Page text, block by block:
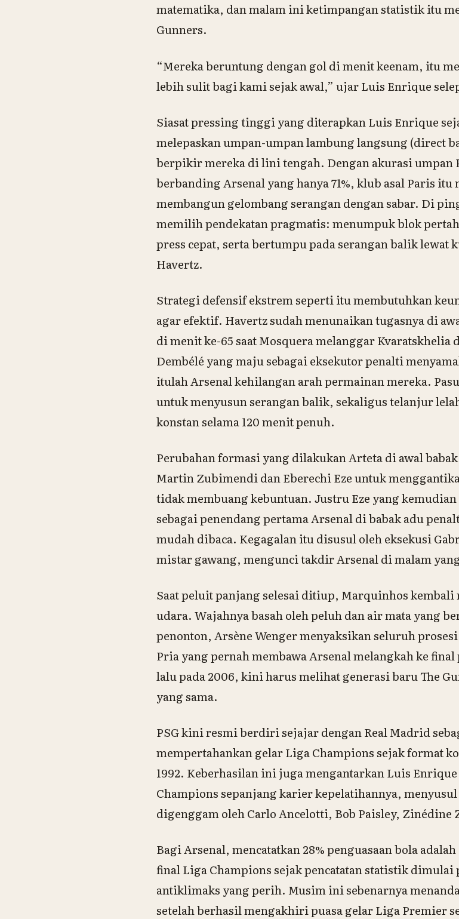
matematika, dan malam ini ketimpangan statistik itu
Gunners.
“Mereka beruntung dengan gol di menit keenam, itu
lebih sulit bagi kami sejak awal,” ujar Luis Enrique
Siasat pressing tinggi yang diterapkan Luis Enrique
melepaskan umpan-umpan lambung langsung (direct
berpikir mereka di lini tengah. Dengan akurasi umpan
berbanding Arsenal yang hanya 71%, klub asal Paris
membangun gelombang serangan dengan sabar. Di
memilih pendekatan pragmatis: menumpuk blok
press cepat, serta bertumpu pada serangan balik lewat
Havertz.
Strategi defensif ekstrem seperti itu membutuhkan
agar efektif. Havertz sudah menunaikan tugasnya di
di menit ke-65 saat Mosquera melanggar Kvaratskhelia
Dembélé yang maju sebagai eksekutor penalti
itulah Arsenal kehilangan arah permainan mereka.
untuk menyusun serangan balik, sekaligus telanjur
konstan selama 120 menit penuh.
Perubahan formasi yang dilakukan Arteta di awal
Martin Zubimendi dan Eberechi Eze untuk
tidak membuang kebuntuan. Justru Eze yang
sebagai penendang pertama Arsenal di babak adu
mudah dibaca. Kegagalan itu disusul oleh eksekusi
mistar gawang, mengunci takdir Arsenal di malam
Saat peluit panjang selesai ditiup, Marquinhos
udara. Wajahnya basah oleh peluh dan air mata yang
penonton, Arsène Wenger menyaksikan seluruh
Pria yang pernah membawa Arsenal melangkah ke
lalu pada 2006, kini harus melihat generasi baru The
yang sama.
PSG kini resmi berdiri sejajar dengan Real Madrid
mempertahankan gelar Liga Champions sejak format
1992. Keberhasilan ini juga mengantarkan Luis
Champions sepanjang karier kepelatihannya,
digenggam oleh Carlo Ancelotti, Bob Paisley, Zinédine
Bagi Arsenal, mencatatkan 28% penguasaan bola
final Liga Champions sejak pencatatan statistik
antiklimaks yang perih. Musim ini sebenarnya
setelah berhasil mengakhiri puasa gelar Liga Premier